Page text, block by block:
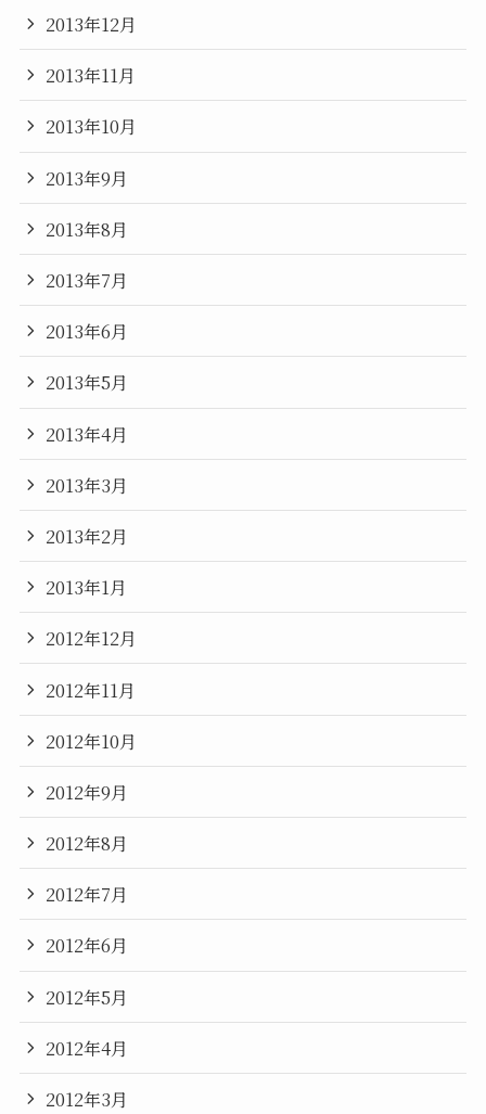
2013年12月
2013年11月
2013年10月
2013年9月
2013年8月
2013年7月
2013年6月
2013年5月
2013年4月
2013年3月
2013年2月
2013年1月
2012年12月
2012年11月
2012年10月
2012年9月
2012年8月
2012年7月
2012年6月
2012年5月
2012年4月
2012年3月